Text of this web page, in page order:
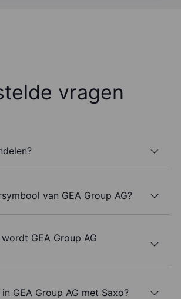
vragen
van GEA Group AG?
GEA Group AG
GEA Group AG met Saxo?